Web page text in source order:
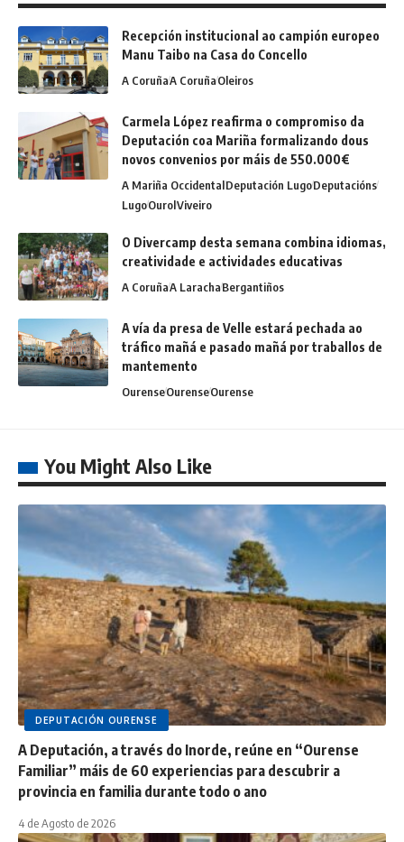
Recepción institucional ao campión europeo
Manu Taibo na Casa do Concello
A CoruñaA CoruñaOleiros
Carmela López reafirma o compromiso da
Deputación coa Mariña formalizando dous
novos convenios por máis de 550.000€
A Mariña OccidentalDeputación LugoDeputacións
LugoOurolViveiro
O Divercamp desta semana combina idiomas,
creatividade e actividades educativas
A CoruñaA LarachaBergantiños
A vía da presa de Velle estará pechada ao
tráfico mañá e pasado mañá por traballos de
mantemento
OurenseOurenseOurense
You Might Also Like
DEPUTACIÓN OURENSE
A Deputación, a través do Inorde, reúne en “Ourense
Familiar” máis de 60 experiencias para descubrir a
provincia en familia durante todo o ano
4 de Agosto de 2026